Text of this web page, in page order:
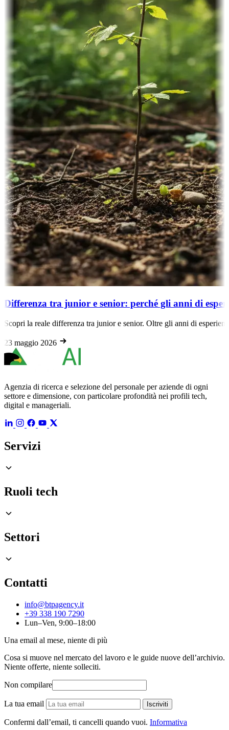
Differenza tra junior e senior: perché gli anni di
Scopri la reale differenza tra junior e senior. Oltre gli anni di
23 maggio 2026
Agenzia di ricerca e selezione del personale per aziende di ogni
settore e dimensione, con particolare profondità nei profili tech,
digital e manageriali.
Servizi
Ruoli tech
Settori
Contatti
info@btpagency.it
+39 338 190 7290
Lun–Ven, 9:00–18:00
Una email al mese, niente di più
Cosa si muove nel mercato del lavoro e le guide nuove dell’archivio.
Niente offerte, niente solleciti.
Non compilare
La tua email Iscriviti
Confermi dall’email, ti cancelli quando vuoi. Informativa